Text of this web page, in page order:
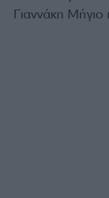
Γιαννάκη